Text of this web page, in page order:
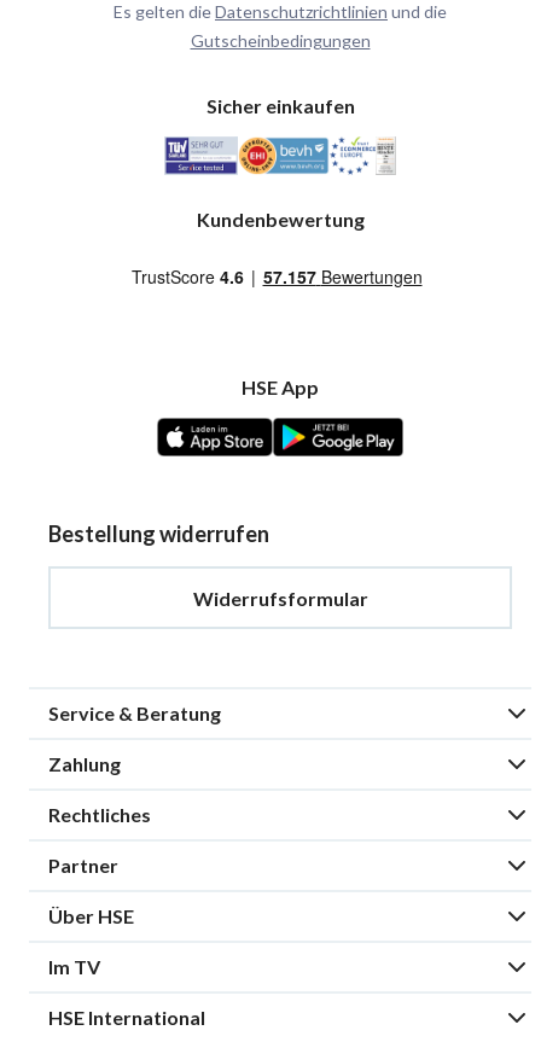
Es gelten dieDatenschutzrichtlinien und die
Gutscheinbedingungen
Sicher einkaufen
Kundenbewertung
HSE App
Bestellung widerrufen
Widerrufsformular
Service & Beratung
Zahlung
Rechtliches
Partner
Über HSE
Im TV
HSE International